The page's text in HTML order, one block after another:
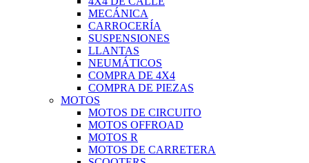
MECÁNICA
CARROCERÍA
SUSPENSIONES
LLANTAS
NEUMÁTICOS
COMPRA DE 4X4
COMPRA DE PIEZAS
MOTOS
MOTOS DE CIRCUITO
MOTOS OFFROAD
MOTOS R
MOTOS DE CARRETERA